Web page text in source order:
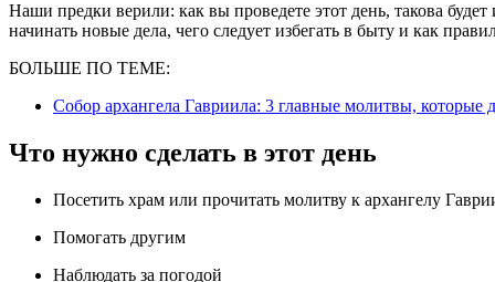
Наши предки верили: как вы проведете этот день, такова
начинать новые дела, чего следует избегать в быту и как
БОЛЬШЕ ПО ТЕМЕ:
Собор архангела Гавриила: 3 главные молитвы,
Что нужно сделать в этот день
Посетить храм или прочитать молитву к архангелу
Помогать другим
Наблюдать за погодой